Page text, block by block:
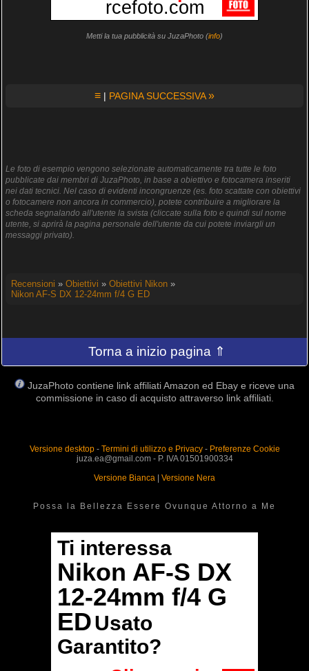
Metti la tua pubblicità su JuzaPhoto (info)
≡ | PAGINA SUCCESSIVA»
Le foto di esempio vengono selezionate automaticamente tra tutte le foto
pubblicate dai membri di JuzaPhoto, in base a obiettivo e fotocamera inseriti
nei dati tecnici. Nel caso di evidenti incongruenze (es. foto scattate con obiettivi
o fotocamere non ancora in commercio), potete contribuire a migliorare la
scheda segnalando all'utente la svista (cliccate sulla foto e quindi sul nome
utente, si aprirà la pagina personale dell'utente da cui potete inviargli un
messaggi privato).
Recensioni » Obiettivi » Obiettivi Nikon»
Nikon AF-S DX 12-24mm f/4 G ED
Torna a inizio pagina ⇑
JuzaPhoto contiene link affiliati Amazon ed Ebay e riceve una
commissione in caso di acquisto attraverso link affiliati.
Versione desktop- Termini di utilizzo e Privacy- Preferenze Cookie
juza.ea@gmail.com - P. IVA 01501900334
Versione Bianca
Versione Nera
Possa la Bellezza Essere Ovunque Attorno a Me